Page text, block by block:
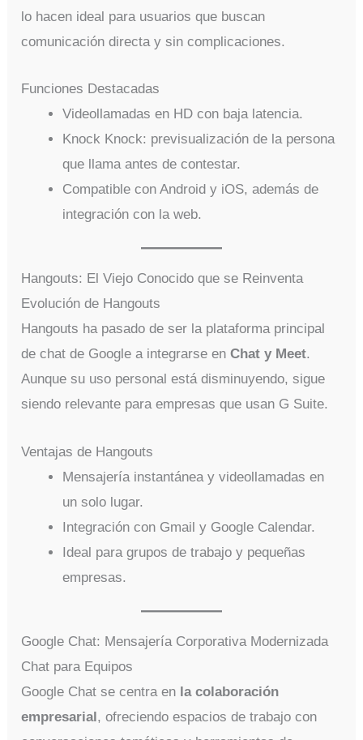
lo hacen ideal para usuarios que buscan
comunicación directa y sin complicaciones.
Funciones Destacadas
Videollamadas en HD con baja latencia.
Knock Knock: previsualización de la persona
que llama antes de contestar.
Compatible con Android y iOS, además de
integración con la web.
Hangouts: El Viejo Conocido que se Reinventa
Evolución de Hangouts
Hangouts ha pasado de ser la plataforma principal
de chat de Google a integrarse enChat y Meet.
Aunque su uso personal está disminuyendo, sigue
siendo relevante para empresas que usan G Suite.
Ventajas de Hangouts
Mensajería instantánea y videollamadas en
un solo lugar.
Integración con Gmail y Google Calendar.
Ideal para grupos de trabajo y pequeñas
empresas.
Google Chat: Mensajería Corporativa Modernizada
Chat para Equipos
Google Chat se centra en la colaboración
empresarial, ofreciendo espacios de trabajo con